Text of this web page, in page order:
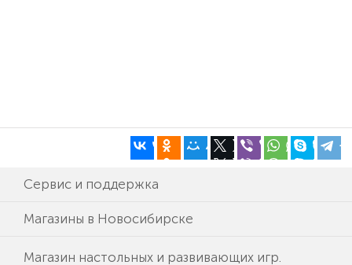
Сервис и поддержка
Магазины в Новосибирске
Магазин настольных и развивающих игр.